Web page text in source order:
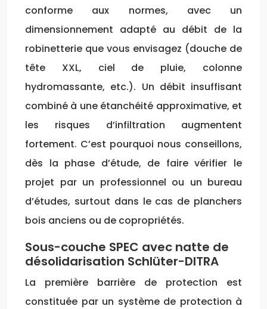
conforme aux normes, avec un
dimensionnement adapté au débit de la
robinetterie que vous envisagez (douche de
tête XXL, ciel de pluie, colonne
hydromassante, etc.). Un débit insuffisant
combiné à une étanchéité approximative, et
les risques d’infiltration augmentent
fortement. C’est pourquoi nous conseillons,
dès la phase d’étude, de faire vérifier le
projet par un professionnel ou un bureau
d’études, surtout dans le cas de planchers
bois anciens ou de copropriétés.
Sous-couche SPEC avec natte de
désolidarisation Schlüter-DITRA
La première barrière de protection est
constituée par un système de protection à